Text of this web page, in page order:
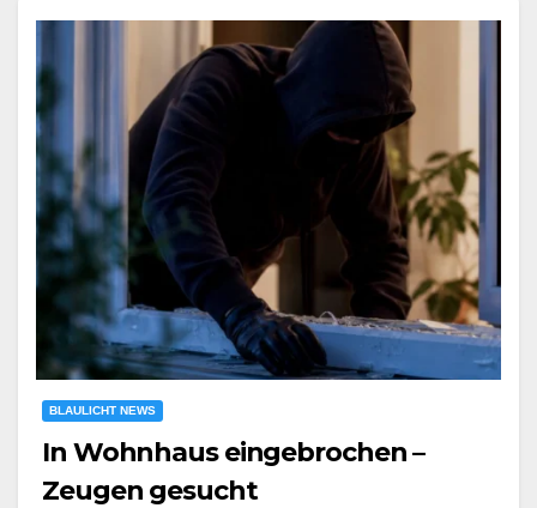
BLAULICHT NEWS
In Wohnhaus eingebrochen –
Zeugen gesucht